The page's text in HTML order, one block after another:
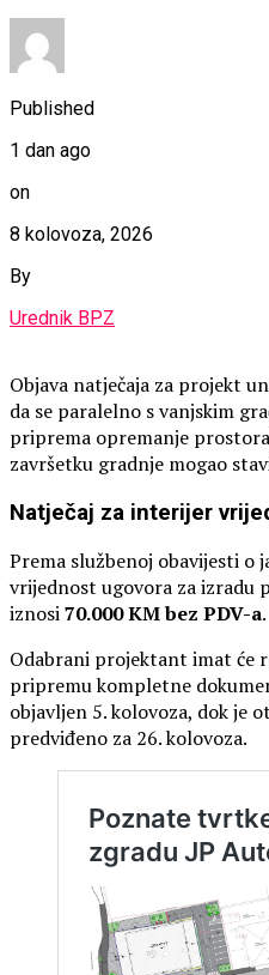
Published
1 dan ago
on
8 kolovoza, 2026
By
Urednik BPZ
Objava natječaja za projekt
da se paralelno s vanjskim
priprema opremanje
završetku gradnje mogao
Natječaj za interijer
Prema službenoj obavijesti o
vrijednost ugovora za izradu
iznosi70.000 KM bez PDV-a.
Odabrani projektant imat će
pripremu kompletne
objavljen 5. kolovoza, dok je
predviđeno za 26. kolovoza.